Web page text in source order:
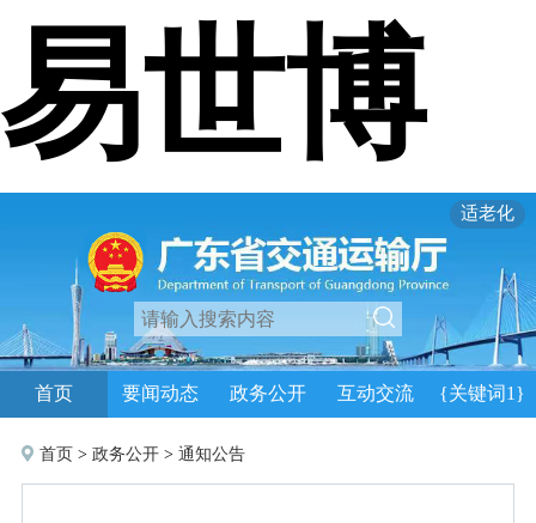
易世博
适老化
首页 要闻动态 政务公开 互动交流 {关键词1}
首页> 政务公开> 通知公告